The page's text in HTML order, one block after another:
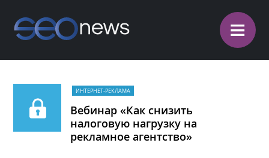
≡
ИНТЕРНЕТ-РЕКЛАМА
Вебинар «Как снизить
налоговую нагрузку на
рекламное агентство»